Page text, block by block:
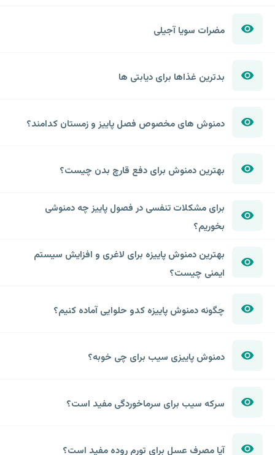
مضرات سویا آجیلی
بدترین غذاها برای دیابتی ها
دمنوش های مخصوص فصل پاییز و زمستان کدامند؟
بهترین دمنوش برای دفع قارچ بدن چیست؟
برای مشکلات تنفسی در فصول پاییز چه دمنوشی
بخوریم؟
بهترین دمنوش پاییزه برای لاغری و افزایش سیستم
ایمنی چیست؟
چگونه دمنوش پاییزه کدو حلوایی آماده کنیم؟
دمنوش پاییزی سیب برای چی خوبه؟
سرکه سیب برای سرماخوردگی مفید است؟
آیا مصرف عسل برای تورم روده مفید است؟